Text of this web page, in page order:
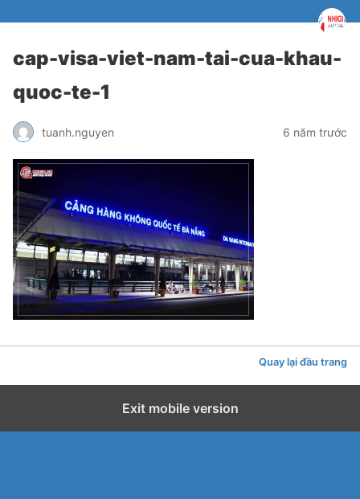
cap-visa-viet-nam-tai-cua-khau-
quoc-te-1
tuanh.nguyen 6 năm trước
Quay lại đầu trang
Exit mobile version